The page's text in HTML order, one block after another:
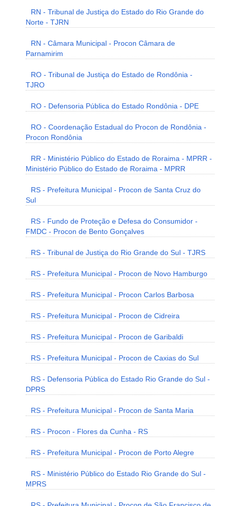
RN - Tribunal de Justiça do Estado do Rio Grande do
Norte - TJRN
RN - Câmara Municipal - Procon Câmara de
Parnamirim
RO - Tribunal de Justiça do Estado de Rondônia -
TJRO
RO - Defensoria Pública do Estado Rondônia - DPE
RO - Coordenação Estadual do Procon de Rondônia -
Procon Rondônia
RR - Ministério Público do Estado de Roraima - MPRR -
Ministério Público do Estado de Roraima - MPRR
RS - Prefeitura Municipal - Procon de Santa Cruz do
Sul
RS - Fundo de Proteção e Defesa do Consumidor -
FMDC - Procon de Bento Gonçalves
RS - Tribunal de Justiça do Rio Grande do Sul - TJRS
RS - Prefeitura Municipal - Procon de Novo Hamburgo
RS - Prefeitura Municipal - Procon Carlos Barbosa
RS - Prefeitura Municipal - Procon de Cidreira
RS - Prefeitura Municipal - Procon de Garibaldi
RS - Prefeitura Municipal - Procon de Caxias do Sul
RS - Defensoria Pública do Estado Rio Grande do Sul -
DPRS
RS - Prefeitura Municipal - Procon de Santa Maria
RS - Procon - Flores da Cunha - RS
RS - Prefeitura Municipal - Procon de Porto Alegre
RS - Ministério Público do Estado Rio Grande do Sul -
MPRS